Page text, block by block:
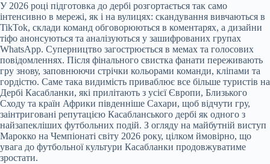
У 2026 році підготовка до дербі розгортається так само
інтенсивно в мережі, як і на вулицях: скандування вивчаються в
TikTok, склади команд обговорюються в коментарях, а дизайни
тіфо анонсуються та аналізуються у зашифрованих групах
WhatsApp. Суперництво загострюється в мемах та голосових
повідомленнях. Після фінального свистка фанати переживають
гру знову, заповнюючи стрічки кольорами команди, кліпами та
гордістю. Саме така видимість приваблює все більше туристів на
Дербі Касабланки, які прилітають з усієї Європи, Близького
Сходу та країн Африки південніше Сахари, щоб відчути гру,
заінтриговані репутацією Касабланського дербі як одного з
найзапекліших футбольних подій. З огляду на майбутній виступ
Марокко на Чемпіонаті світу 2026 року, цілком ймовірно, що
увага до футбольної культури Касабланки продовжуватиме
зростати.